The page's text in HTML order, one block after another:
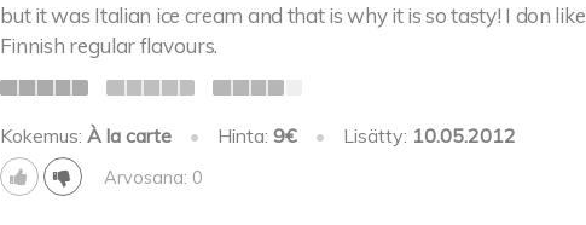
but it was Italian ice cream and that is why it is so tasty! I don like
Finnish regular flavours.
Kokemus: À la carte • Hinta: 9€ • Lisätty: 10.05.2012
Arvosana: 0